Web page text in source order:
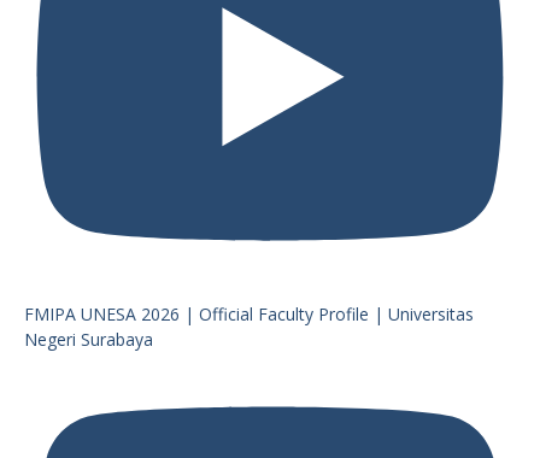
FMIPA UNESA 2026 | Official Faculty Profile | Universitas
Negeri Surabaya